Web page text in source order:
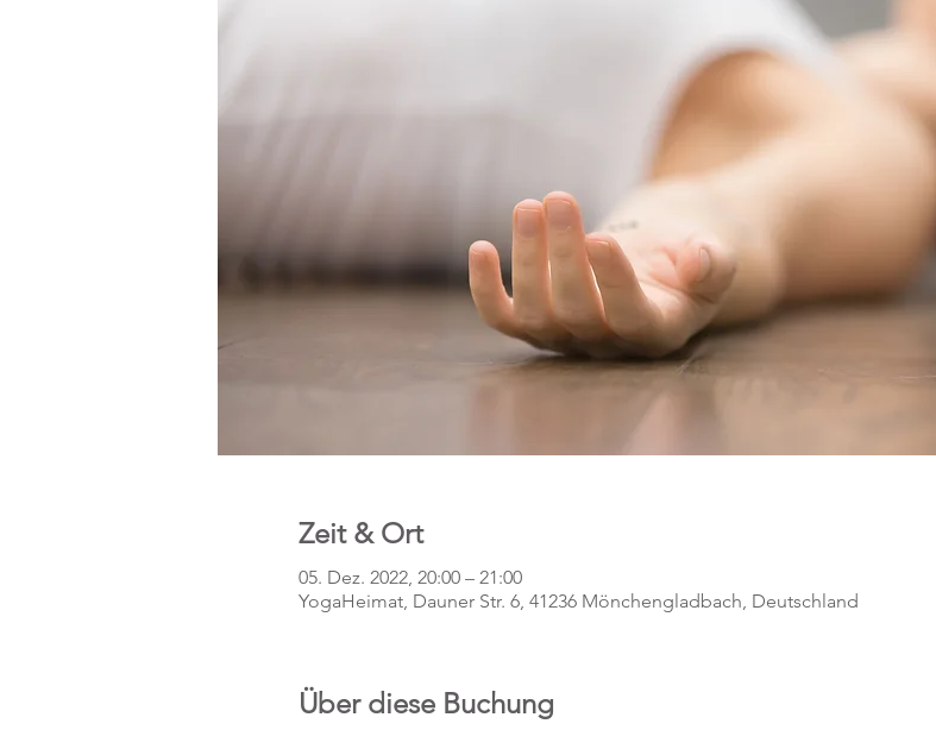
Zeit & Ort
05. Dez. 2022, 20:00 – 21:00
YogaHeimat, Dauner Str. 6, 41236 Mönchengladbach, Deutschland
Über diese Buchung